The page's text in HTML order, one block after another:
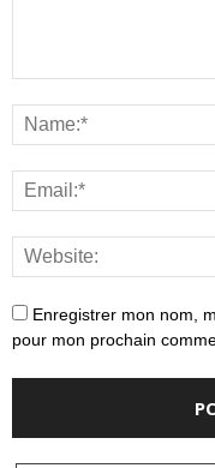
Enregistrer mon nom,
pour mon prochain